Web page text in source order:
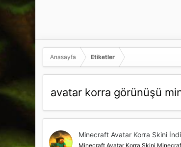
Anasayfa Etiketler
avatar korra görünüşü
Minecraft Avatar Korra Skini
Minecraft Avatar Korra Skini